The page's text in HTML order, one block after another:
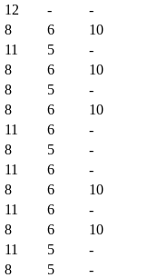
12 -
-
8 6
10
11 5
-
8 6
10
8 5
-
8 6
10
11 6
-
8 5
-
11 6
-
8 6
10
11 6
-
8 6
10
11 5
-
8 5
-